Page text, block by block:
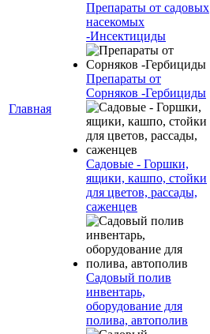
Главная
Препараты от садовых
насекомых
-Инсектициды
Препараты от
Сорняков -Гербициды
Садовые - Горшки,
ящики, кашпо, стойки
для цветов, рассады,
саженцев
Садовый полив
инвентарь,
оборудование для
полива, автополив